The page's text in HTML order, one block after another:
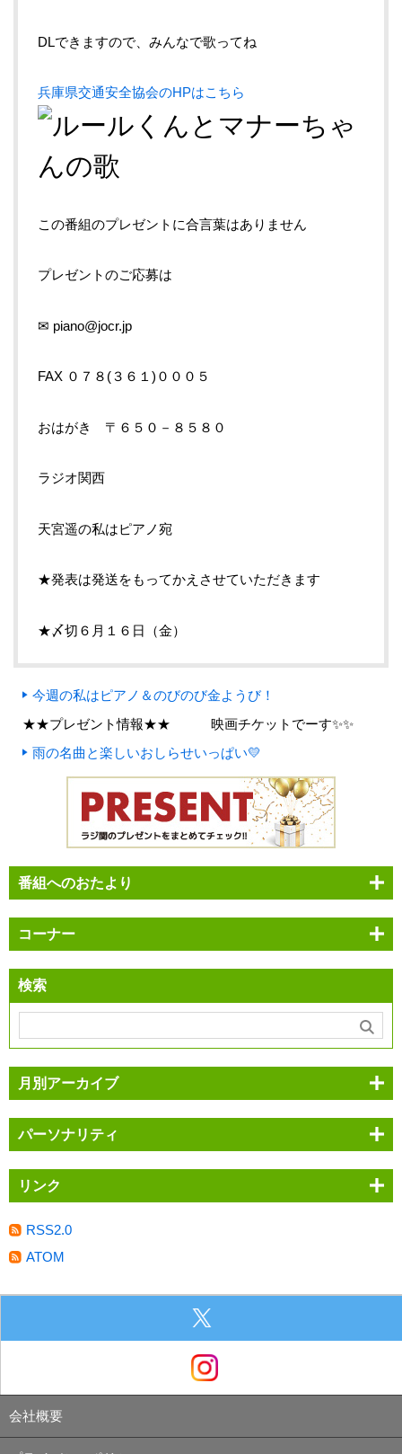
DLできますので、みんなで歌ってね
兵庫県交通安全協会のHPはこちら
この番組のプレゼントに合言葉はありません
プレゼントのご応募は
✉ piano@jocr.jp
FAX ０７８(３６１)０００５
おはがき 〒６５０－８５８０
ラジオ関西
天宮遥の私はピアノ宛
★発表は発送をもってかえさせていただきます
★〆切６月１６日（金）
今週の私はピアノ＆のびのび金ようび！
★★プレゼント情報★★ 映画チケットでーす✨✨
雨の名曲と楽しいおしらせいっぱい💛
番組へのおたより
コーナー
検索
月別アーカイブ
パーソナリティ
リンク
RSS2.0
ATOM
会社概要